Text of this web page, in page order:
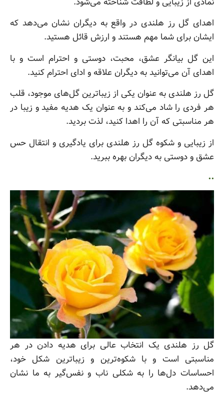
اهدای گل رز هلندی در واقع به دیگران نشان می‌دهد که
ایشان برای شما مهم هستند و ارزش قائل هستید.
این گل بیانگر عشق، محبت، دوستی و احترام است و با
اهدای آن می‌توانید به دیگران علاقه و ادای احترام کنید.
گل رز هلندی به عنوان یکی از زیباترین گل‌های موجود، قلب
هر فردی را شاد می‌کند و به عنوان یک هدیه مفید و زیبا در
هر مناسبتی که آن را اهدا کنید، لذت بردید.
از زیبایی و شکوه گل رز هلندی برای یادگیری و انتقال حس
عشق و دوستی به دیگران بهره ببرید.
..
گل رز هلندی یک انتخاب عالی برای هدیه دادن در هر
مناسبتی است و با شکوه‌ترین و زیباترین شکل خود،
احساسات دل‌ها را به شکلی ناب و نفس‌گیر به ما نشان
می‌دهد.